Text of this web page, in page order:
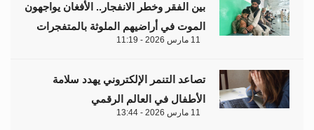
بين الفقر وخطر الانفجار.. الأفغان يواجهون
الموت في أراضيهم الملوثة بالمتفجرات
11 مارس 2026 - 11:19
تصاعد التنمر الإلكتروني يهدد سلامة
الأطفال في العالم الرقمي
11 مارس 2026 - 13:44